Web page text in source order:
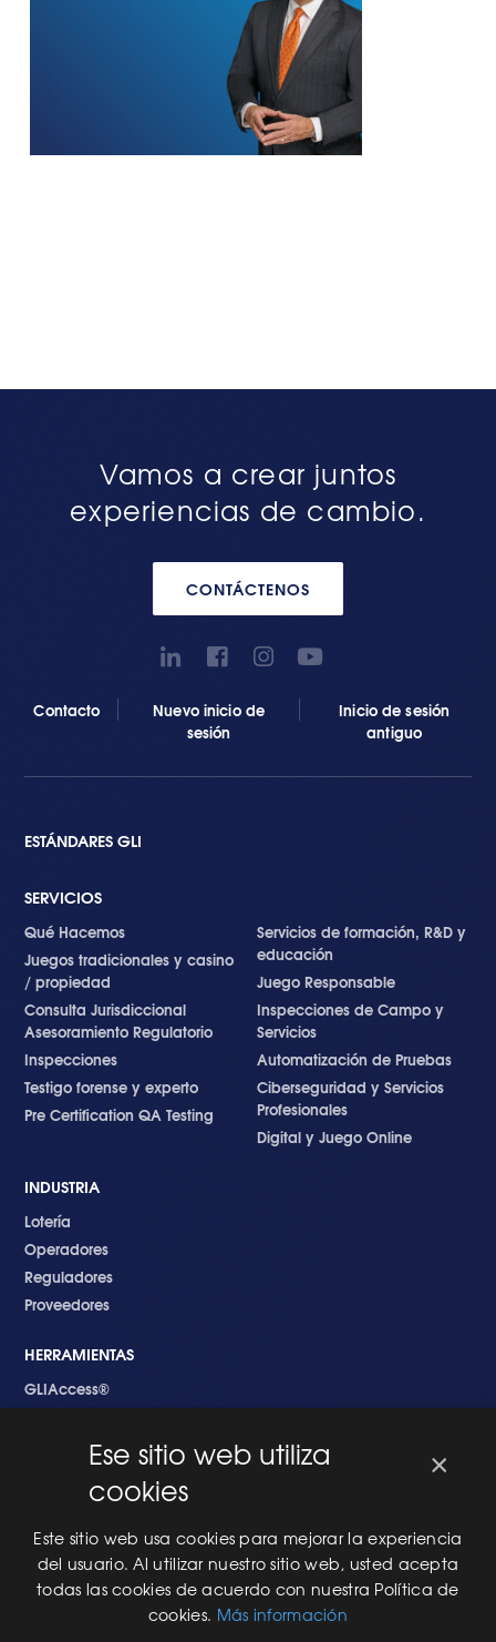
Vamos a crear juntos
experiencias de cambio.
CONTÁCTENOS
Contacto
Nuevo inicio de
sesión
Inicio de sesión
antiguo
ESTÁNDARES GLI
SERVICIOS
Qué Hacemos
Juegos tradicionales y casino
/ propiedad
Consulta Jurisdiccional
Asesoramiento Regulatorio
Inspecciones
Testigo forense y experto
Pre Certification QA Testing
Servicios de formación, R&D y
educación
Juego Responsable
Inspecciones de Campo y
Servicios
Automatización de Pruebas
Ciberseguridad y Servicios
Profesionales
Digital y Juego Online
INDUSTRIA
Lotería
Operadores
Reguladores
Proveedores
HERRAMIENTAS
GLIAccess®
EMPEZANDO
Nuevo en GLI
Nuevo Software
Una Nueva Máquina
Modificaciones al Software
Modificaciones al Hardware
×
Ese sitio web utiliza
cookies
Este sitio web usa cookies para mejorar la experiencia
del usuario. Al utilizar nuestro sitio web, usted acepta
todas las cookies de acuerdo con nuestra Política de
cookies. Más información